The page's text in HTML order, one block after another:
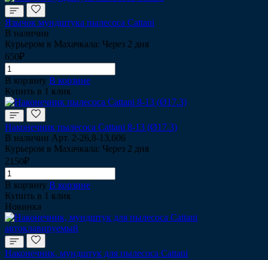
Язычок мундштука пылесоса Cattani
В наличии
Курьером в Махачкала: Через 2 дня
650₽
В корзину В корзине
Купить в 1 клик
Наконечник пылесоса Cattani 8-13 (Ø17.3)
В наличии Арт. 2-26,8-13,606
Курьером в Махачкала: Через 2 дня
2150₽
В корзину В корзине
Купить в 1 клик
Новинка
Наконечник, мундштук для пылесоса Cattani